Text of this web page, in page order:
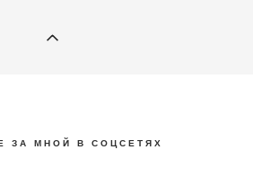
Е З А М Н О Й В С О Ц С Е Т Я Х